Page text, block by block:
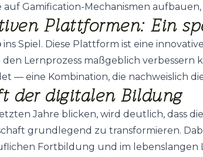
auf Gamification-Mechanismen
Plattformen: Ein
ins Spiel. Diese Plattform ist eine
Lernprozess maßgeblich verbessern
— eine Kombination, die nachweislich
der digitalen Bildung
Jahre blicken, wird deutlich, dass
grundlegend zu transformieren.
Fortbildung und im lebenslangen